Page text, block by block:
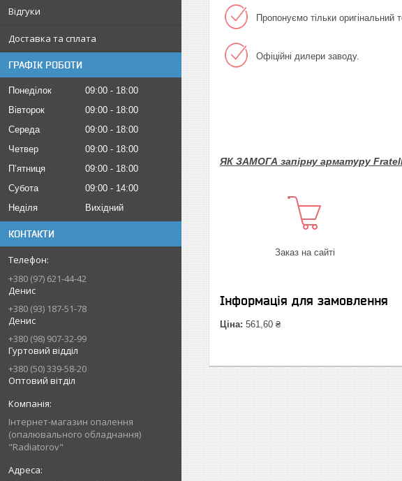
Відгуки
Доставка та сплата
ГРАФІК РОБОТИ
Понеділок 09:00
18:00
Вівторок
09:00
18:00
Середа
09:00
18:00
Четвер
09:00
18:00
Пʼятниця
09:00
18:00
Субота
09:00
14:00
Неділя
Вихідний
КОНТАКТИ
+380 (97) 621-44-42
Денис
+380 (93) 187-51-78
Денис
+380 (98) 907-32-99
Гуртовий відділ
+380 (50) 339-58-20
Оптовий вітділ
Інтернет-магазин опалення
(опалювального обладнання)
"Radiatorov"
Пропонуємо тільки оригінальний
Офіційні дилери заводу.
ЯК ЗАМОГА запірну арматуру
Заказ на сайті
Інформація для замовлення
Ціна: 561,60 ₴